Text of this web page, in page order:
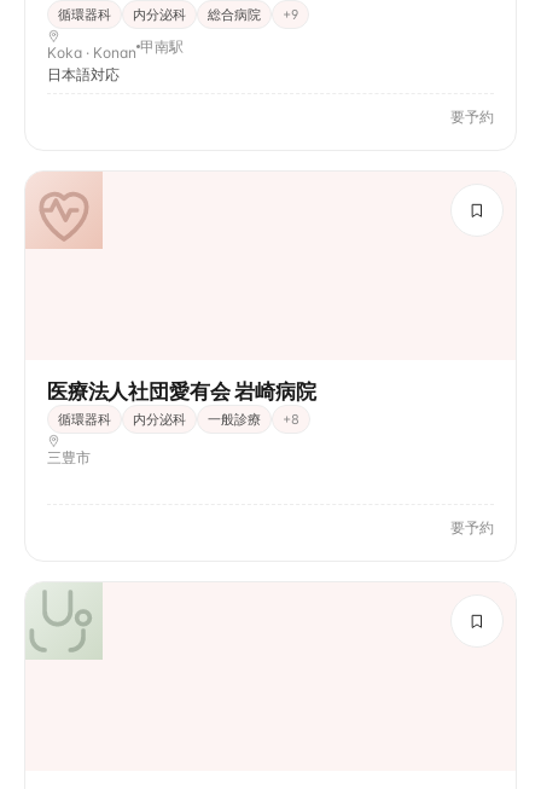
循環器科 内分泌科 総合病院 +9
Koka · Konan 甲南駅
日本語対応
要予約
医療法人社団愛有会 岩崎病院
循環器科 内分泌科 一般診療 +8
三豊市
要予約